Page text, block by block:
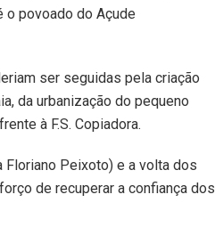
o povoado do Açude
ser seguidas pela criação
da urbanização do pequeno
à F.S. Copiadora.
Peixoto) e a volta dos
de recuperar a confiança dos